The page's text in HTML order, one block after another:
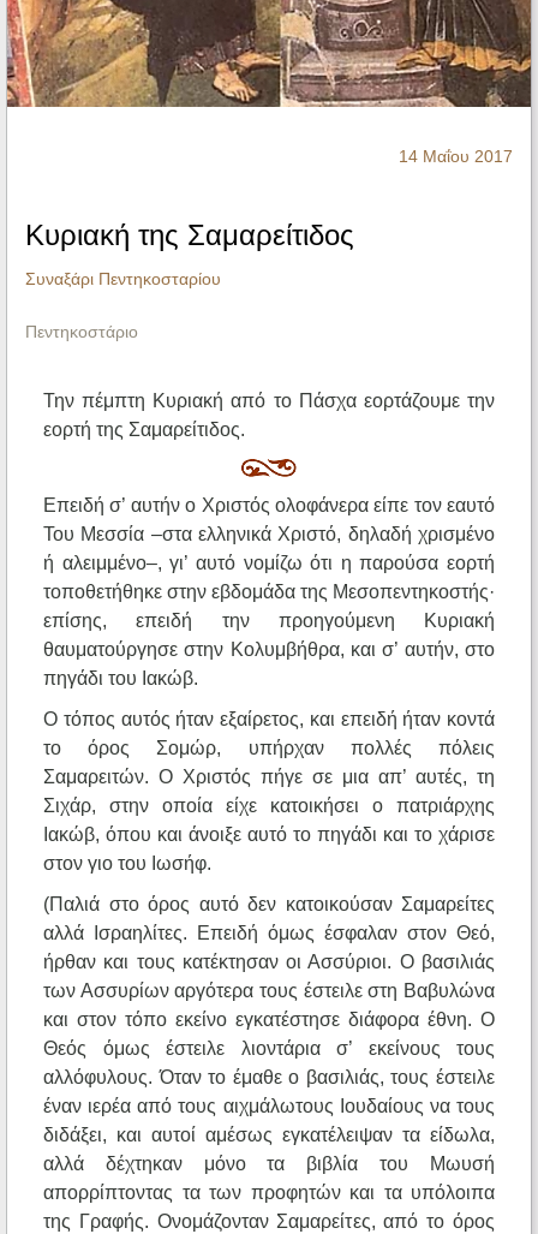
Ηχητικά
14 Μαΐου 2017
Κυριακή της Σαμαρείτιδος
Συναξάρι Πεντηκοσταρίου
Πεντηκοστάριο
Την πέμπτη Κυριακή από το Πάσχα εορτάζουμε την
εορτή της Σαμαρείτιδος.
Επειδή σ’ αυτήν ο Χριστός ολοφάνερα είπε τον εαυτό
Του Μεσσία –στα ελληνικά Χριστό, δηλαδή χρισμένο
ή αλειμμένο–, γι’ αυτό νομίζω ότι η παρούσα εορτή
τοποθετήθηκε στην εβδομάδα της Μεσοπεντηκοστής·
επίσης, επειδή την προηγούμενη Κυριακή
θαυματούργησε στην Κολυμβήθρα, και σ’ αυτήν, στο
πηγάδι του Ιακώβ.
Ο τόπος αυτός ήταν εξαίρετος, και επειδή ήταν κοντά
το όρος Σομώρ, υπήρχαν πολλές πόλεις
Σαμαρειτών. Ο Χριστός πήγε σε μια απ’ αυτές, τη
Σιχάρ, στην οποία είχε κατοικήσει ο πατριάρχης
Ιακώβ, όπου και άνοιξε αυτό το πηγάδι και το χάρισε
στον γιο του Ιωσήφ.
(Παλιά στο όρος αυτό δεν κατοικούσαν Σαμαρείτες
αλλά Ισραηλίτες. Επειδή όμως έσφαλαν στον Θεό,
ήρθαν και τους κατέκτησαν οι Ασσύριοι. Ο βασιλιάς
των Ασσυρίων αργότερα τους έστειλε στη Βαβυλώνα
και στον τόπο εκείνο εγκατέστησε διάφορα έθνη. Ο
Θεός όμως έστειλε λιοντάρια σ’ εκείνους τους
αλλόφυλους. Όταν το έμαθε ο βασιλιάς, τους έστειλε
έναν ιερέα από τους αιχμάλωτους Ιουδαίους να τους
διδάξει, και αυτοί αμέσως εγκατέλειψαν τα είδωλα,
αλλά δέχτηκαν μόνο τα βιβλία του Μωυσή
απορρίπτοντας τα των προφητών και τα υπόλοιπα
της Γραφής. Ονομάζονταν Σαμαρείτες, από το όρος